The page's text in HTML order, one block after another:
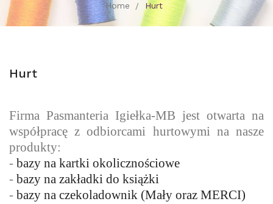
Home Hurt
Hurt
Firma Pasmanteria Igiełka-MB jest otwarta na
współpracę z odbiorcami hurtowymi na nasze
produkty:
- bazy na kartki okolicznościowe
- bazy na zakładki do książki
- bazy na czekoladownik (Mały oraz MERCI)